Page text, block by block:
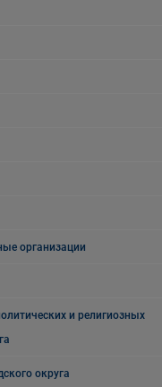
организации
и религиозных
округа